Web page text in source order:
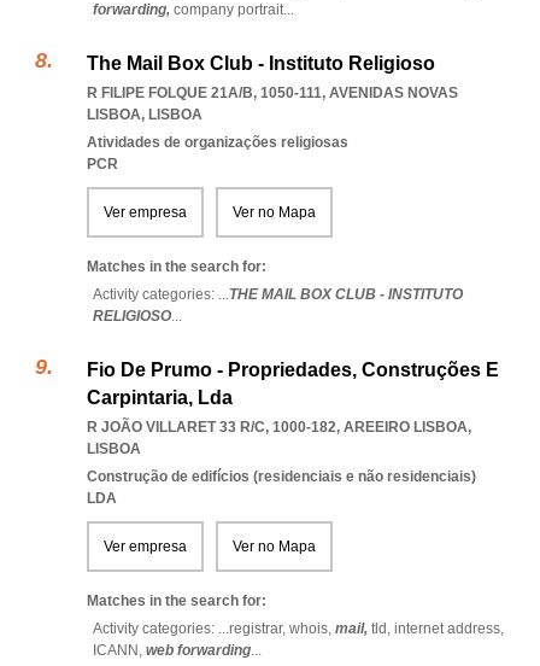
forwarding, company portrait...
The Mail Box Club - Instituto Religioso
R FILIPE FOLQUE 21A/B, 1050-111, AVENIDAS NOVAS
LISBOA, LISBOA
Atividades de organizações religiosas
PCR
Ver empresa Ver no Mapa
Matches in the search for:
Activity categories: ...THE MAIL BOX CLUB - INSTITUTO
RELIGIOSO...
Fio De Prumo - Propriedades, Construções E
Carpintaria, Lda
R JOÃO VILLARET 33 R/C, 1000-182, AREEIRO LISBOA,
LISBOA
Construção de edifícios (residenciais e não residenciais)
LDA
Ver empresa Ver no Mapa
Matches in the search for:
Activity categories: ...registrar, whois, mail, tld, internet address,
ICANN, web forwarding...